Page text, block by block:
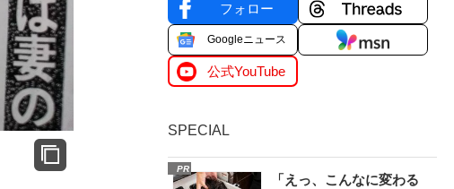
フォロー
Googleニュース
公式YouTube
SPECIAL
PR
「えっ、こんなに変わる